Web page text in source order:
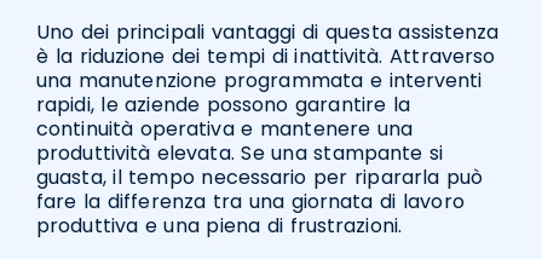
Uno dei principali vantaggi di questa assistenza
è la riduzione dei tempi di inattività. Attraverso
una manutenzione programmata e interventi
rapidi, le aziende possono garantire la
continuità operativa e mantenere una
produttività elevata. Se una stampante si
guasta, il tempo necessario per ripararla può
fare la differenza tra una giornata di lavoro
produttiva e una piena di frustrazioni.